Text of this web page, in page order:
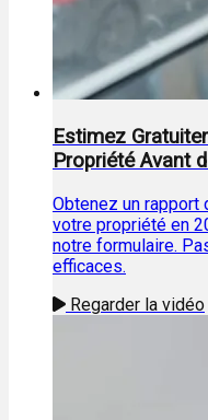
Estimez
Propriété Avant
Obtenez un rapport
votre propriété en
notre formulaire.
efficaces.
Regarder la vidéo